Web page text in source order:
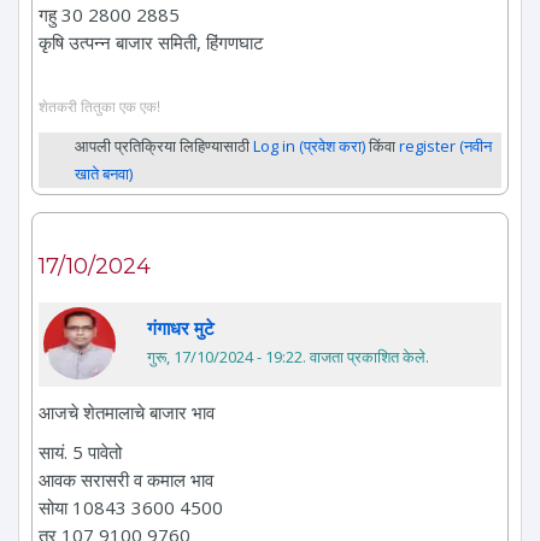
गहु 30 2800 2885
कृषि उत्पन्न बाजार समिती, हिंगणघाट
शेतकरी तितुका एक एक!
आपली प्रतिक्रिया लिहिण्यासाठीLog in (प्रवेश करा)किंवाregister (नवीन
खाते बनवा)
17/10/2024
गंगाधर मुटे
गुरू, 17/10/2024 - 19:22. वाजता प्रकाशित केले.
आजचे शेतमालाचे बाजार भाव
सायं. 5 पावेतो
आवक सरासरी व कमाल भाव
सोया 10843 3600 4500
तुर 107 9100 9760